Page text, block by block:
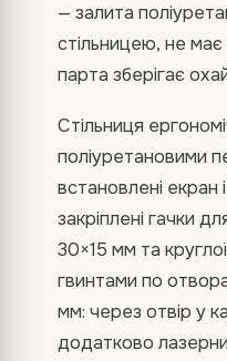
— залита
стільницею, не
парта зберігає
Стільниця
поліуретановими
встановлені
закріплені гачки
30×15 мм та
гвинтами по
мм: через отвір у
додатково